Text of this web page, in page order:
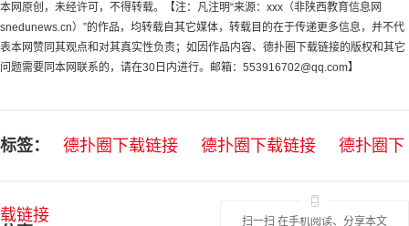
本网原创，未经许可，不得转载。【注：凡注明“来源：xxx（非陕西教育信息网
snedunews.cn）”的作品，均转载自其它媒体，转载目的在于传递更多信息，并不代
表本网赞同其观点和对其真实性负责；如因作品内容、德扑圈下载链接的版权和其它
问题需要同本网联系的，请在30日内进行。邮箱： 553916702@qq.com】
标签： 德扑圈下载链接 德扑圈下载链接 德扑圈下
载链接
扫一扫 在手机阅读、分享本文